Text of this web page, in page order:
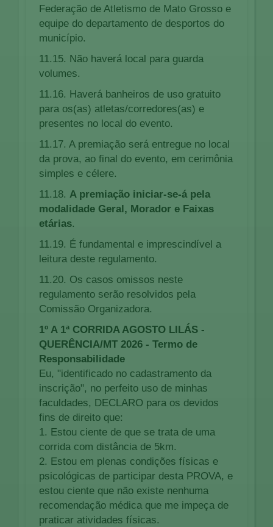
Federação de Atletismo de Mato Grosso e
equipe do departamento de desportos do
município.
11.15. Não haverá local para guarda
volumes.
11.16. Haverá banheiros de uso gratuito
para os(as) atletas/corredores(as) e
presentes no local do evento.
11.17. A premiação será entregue no local
da prova, ao final do evento, em cerimônia
simples e célere.
11.18. A premiação iniciar-se-á pela
modalidade Geral, Morador e Faixas
etárias.
11.19. É fundamental e imprescindível a
leitura deste regulamento.
11.20. Os casos omissos neste
regulamento serão resolvidos pela
Comissão Organizadora.
1º A 1ª CORRIDA AGOSTO LILÁS -
QUERÊNCIA/MT 2026 - Termo de
Responsabilidade
Eu, "identificado no cadastramento da
inscrição", no perfeito uso de minhas
faculdades, DECLARO para os devidos
fins de direito que:
1. Estou ciente de que se trata de uma
corrida com distância de 5km.
2. Estou em plenas condições físicas e
psicológicas de participar desta PROVA, e
estou ciente que não existe nenhuma
recomendação médica que me impeça de
praticar atividades físicas.